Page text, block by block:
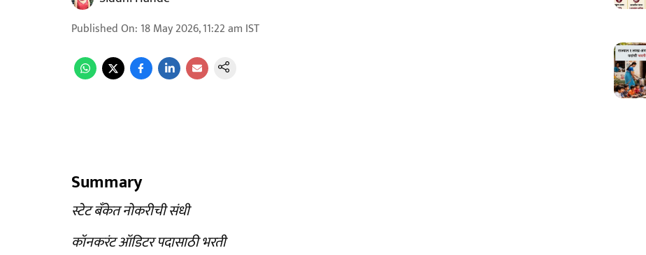
Published On: 18 May 2026, 11:22 am IST
Summary
स्टेट बँकेत नोकरीची संधी
कॉनकरंट ऑडिटर पदासाठी भरती